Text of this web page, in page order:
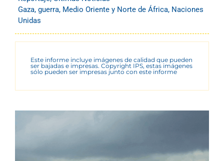
Gaza, guerra, Medio Oriente y Norte de África, Naciones
Unidas
Este informe incluye imágenes de calidad que pueden
ser bajadas e impresas. Copyright IPS, estas imágenes
sólo pueden ser impresas junto con este informe